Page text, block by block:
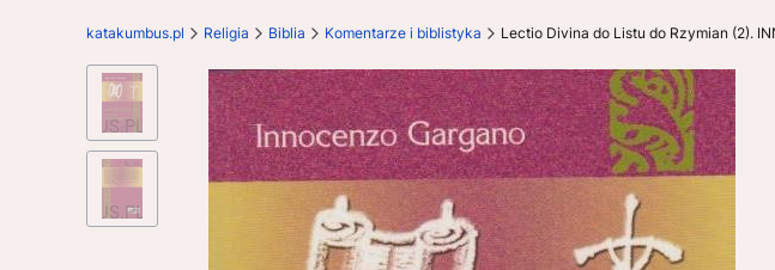
katakumbus.pl Religia Biblia Komentarze i biblistyka Lectio Divina do Listu do Rzymian (2).